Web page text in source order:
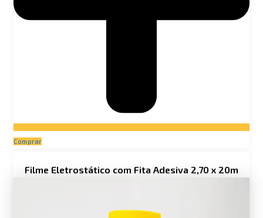
Comprar
Filme Eletrostático com Fita Adesiva 2,70 x 20m